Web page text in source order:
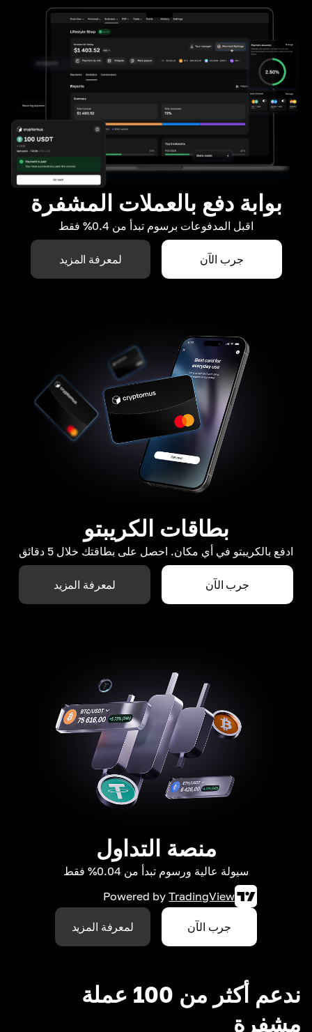
بوابة دفع بالعملات المشفرة
اقبل المدفوعات برسوم تبدأ من 0.4% فقط
جرب الآن لمعرفة المزيد
بطاقات الكريبتو
ادفع بالكريبتو في أي مكان. احصل على بطاقتك خلال 5 دقائق
جرب الآن لمعرفة المزيد
منصة التداول
سيولة عالية ورسوم تبدأ من 0.04% فقط
Powered by TradingView
جرب الآن لمعرفة المزيد
ندعم أكثر من 100 عملة
مشفرة